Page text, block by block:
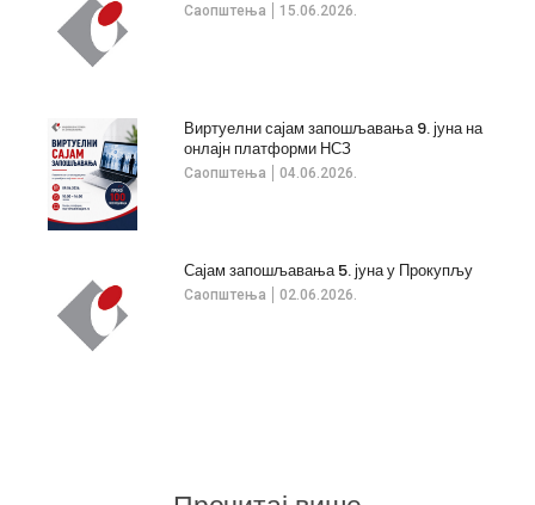
Саопштења 15.06.2026.
Саопштења 04.06.2026.
Виртуелни сајам запошљавања 9. јуна на
онлајн платформи НСЗ
Саопштења 02.06.2026.
Сајам запошљавања 5. јуна у Прокупљу